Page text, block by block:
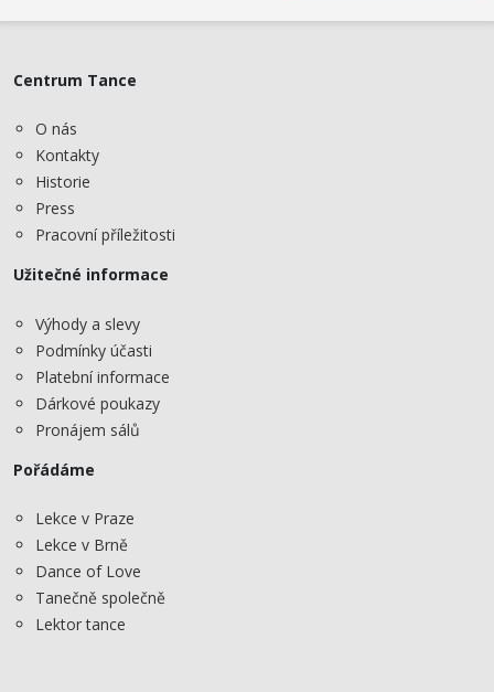
Centrum Tance
O nás
Kontakty
Historie
Press
Pracovní příležitosti
Užitečné informace
Výhody a slevy
Podmínky účasti
Platební informace
Dárkové poukazy
Pronájem sálů
Pořádáme
Lekce v Praze
Lekce v Brně
Dance of Love
Tanečně společně
Lektor tance